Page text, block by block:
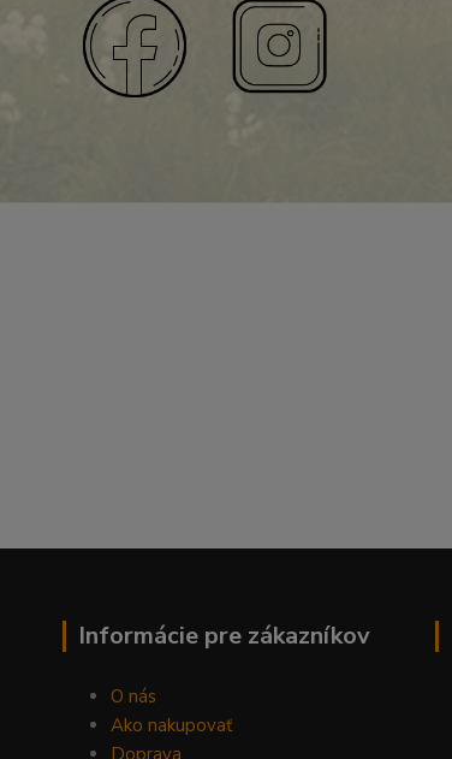
Informácie pre zákazníkov
O nás
Ako nakupovať
Doprava